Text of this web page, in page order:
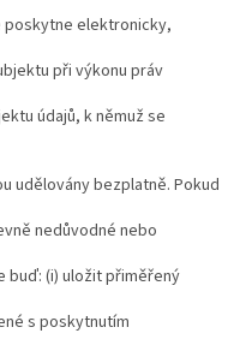
poskytne elektronicky,
při výkonu práv
údajů, k němuž se
udělovány bezplatně. Pokud
nedůvodné nebo
buď: (i) uložit přiměřený
s poskytnutím